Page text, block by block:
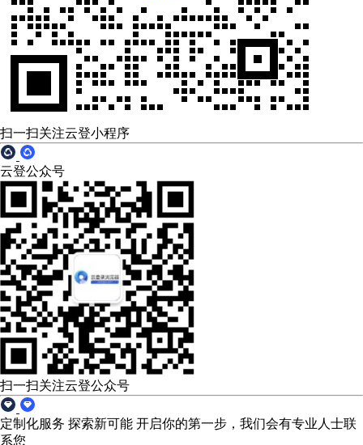
扫一扫关注云登小程序
云登公众号
扫一扫关注云登公众号
定制化服务 探索新可能 开启你的第一步，我们会有专业人士联
系您